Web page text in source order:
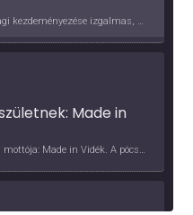
Az UNICEF Magyarország jótékonysági kezdeményezése izgalmas, egész éves világkörüli ízutazásra hív, igazi családi program és gasztroedukáció, illetve segítség a rászorulóknak is egyben.
Made in
Az idei MBH Bank Gourmet Fesztivál mottója: Made in Vidék. A pócsmegyeri Papi, a mályinkai Iszkor és a szigligeti Villa Kabala tulajdonosai beszélnek arról, hogy mit jelentenek nekik a vidék ízei.